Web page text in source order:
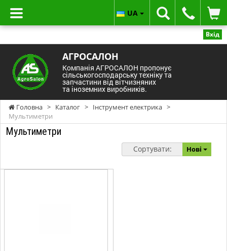
Вхід
АГРОСАЛОН
Компанія АГРОСАЛОН пропонує
сільськогосподарську техніку та
запчастини від вітчизняних
та іноземних виробників.
UA
Головна > Каталог > Інструмент електрика >
Мультиметри
Мультиметри
Сортувати: Нові